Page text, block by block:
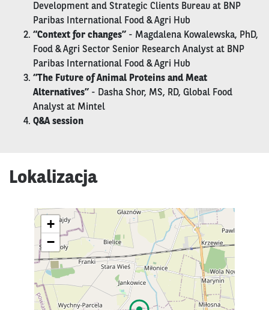
Development and Strategic Clients Bureau at BNP
Paribas International Food & Agri Hub
“Context for changes” - Magdalena Kowalewska, PhD,
Food & Agri Sector Senior Research Analyst at BNP
Paribas International Food & Agri Hub
“The Future of Animal Proteins and Meat
Alternatives” - Dasha Shor, MS, RD, Global Food
Analyst at Mintel
Q&A session
Lokalizacja
+
−